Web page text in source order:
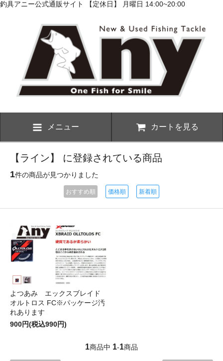
釣具アニー公式通販サイト 【定休日】 月曜日 14:00~20:00
メニュー カートを見る
【ライン】 に登録されている商品
1件の商品が見つかりました
おすすめ順 価格順 新着順
よつあみ エックスブレイド
オルトロス FC※パッケージ汚
れあります
900円(税込990円)
1商品中 1-1商品